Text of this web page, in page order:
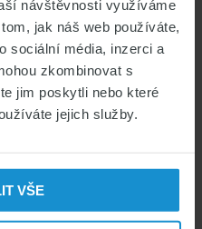
návštěvnosti využíváme
jak náš web používáte,
sociální média, inzerci a
zkombinovat s
jim poskytli nebo které
jejich služby.
VŠE
Vždy si tak
smluvní mapu a
smluvních zařízení
katalog
Vámi zvolené